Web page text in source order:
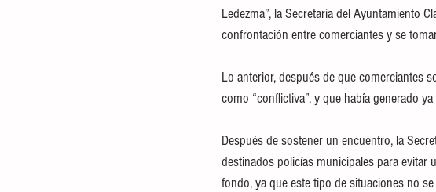
Ledezma”, la Secretaria del Ayuntamiento
confrontación entre comerciantes y se
Lo anterior, después de que comerciantes
como “conflictiva”, y que había generado
Después de sostener un encuentro, la
destinados policías municipales para evitar
fondo, ya que este tipo de situaciones no